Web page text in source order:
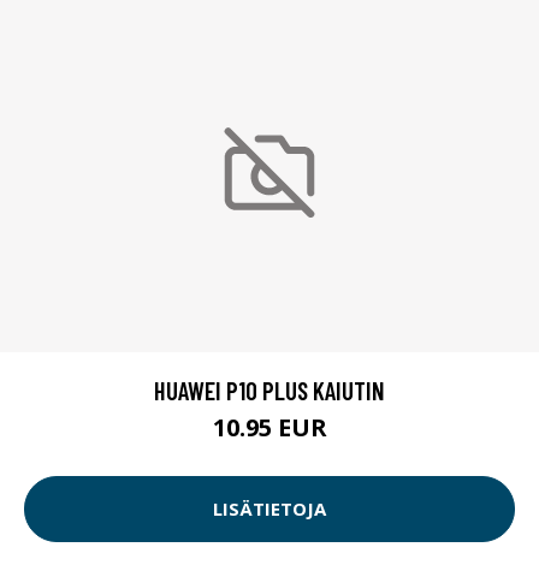
HUAWEI P10 PLUS KAIUTIN
10.95 EUR
LISÄTIETOJA